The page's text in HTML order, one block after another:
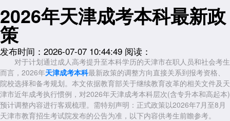
2026年天津成考本科最新政
策
发布时间：2026-07-07 10:44:49 阅读：
对于计划通过成人高考提升至本科学历的天津市在职人员和社会考生
而言，2026年天津成考本科最新政策的调整方向直接关系到报考资格、
院校选择和备考规划。本文依据教育部关于继续教育改革的相关文件及天
津市近年成考执行惯例，对2026年天津成考本科层次(含专升本和高起本)
预计调整内容进行客观梳理。需特别声明：正式政策以2026年7月至8月
天津市教育招生考试院发布的公告为准，以下内容供考生前瞻参考。